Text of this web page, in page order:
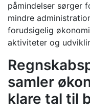
påmindelser
mindre
forudsigelig
aktiviteter og
samler
klare tal til